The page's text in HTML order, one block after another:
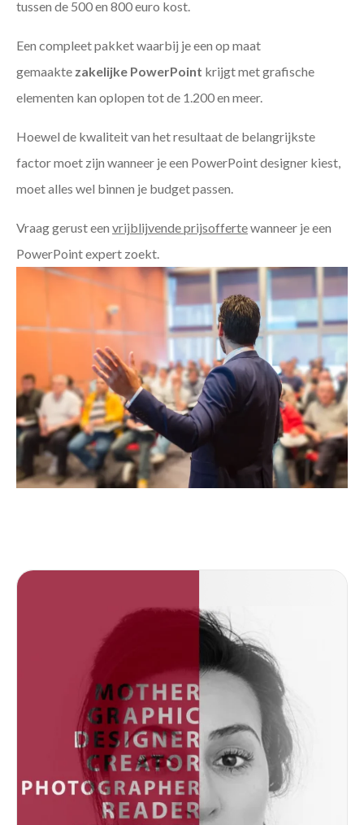
tussen de 500 en 800 euro kost.
Een compleet pakket waarbij je een op maat
gemaakte zakelijke PowerPoint krijgt met grafische
elementen kan oplopen tot de 1.200 en meer.
Hoewel de kwaliteit van het resultaat de belangrijkste
factor moet zijn wanneer je een PowerPoint designer kiest,
moet alles wel binnen je budget passen.
Vraag gerust een vrijblijvende prijsoffertewanneer je een
PowerPoint expert zoekt.